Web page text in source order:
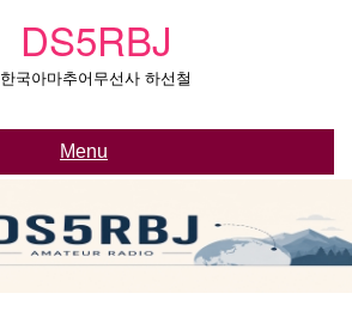
DS5RBJ
한국아마추어무선사 하선철
Menu